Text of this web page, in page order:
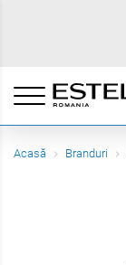
Acasă Branduri